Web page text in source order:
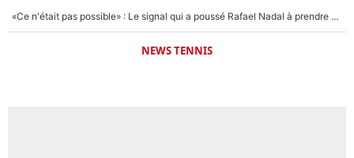
«Ce n'était pas possible» : Le signal qui a poussé Rafael Nadal à prendre sa retraite !
NEWS TENNIS